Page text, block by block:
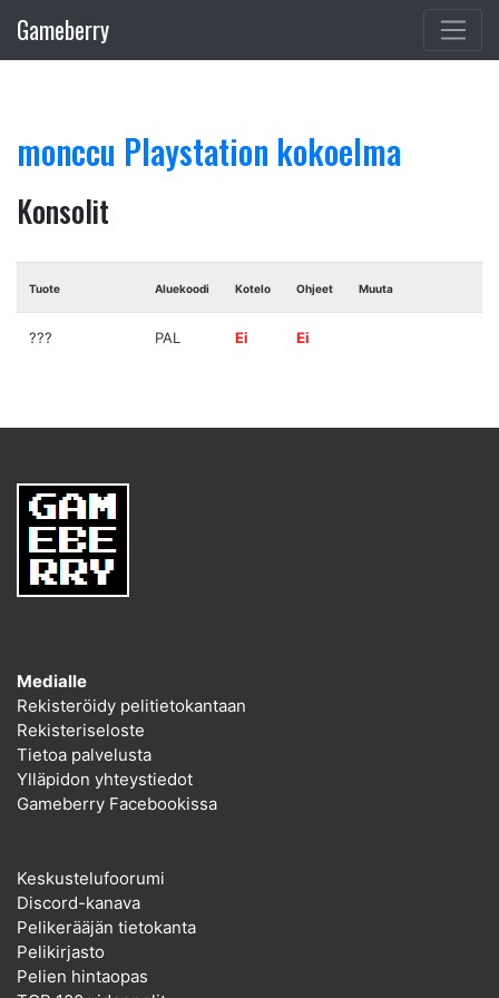
Gameberry
monccu Playstation kokoelma
Konsolit
Tuote Aluekoodi Kotelo Ohjeet Muuta
??? PAL Ei Ei
Medialle
Rekisteröidy pelitietokantaan
Rekisteriseloste
Tietoa palvelusta
Ylläpidon yhteystiedot
Gameberry Facebookissa
Keskustelufoorumi
Discord-kanava
Pelikerääjän tietokanta
Pelikirjasto
Pelien hintaopas